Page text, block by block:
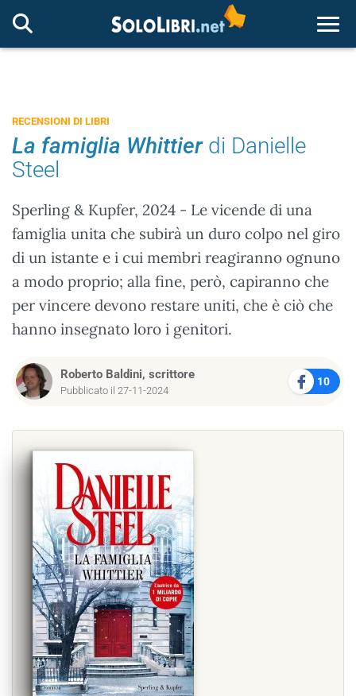
RECENSIONI DI LIBRI
La famiglia Whittierdi Danielle
Steel
Sperling & Kupfer, 2024 - Le vicende di una
famiglia unita che subirà un duro colpo nel giro
di un istante e i cui membri reagiranno ognuno
a modo proprio; alla fine, però, capiranno che
per vincere devono restare uniti, che è ciò che
hanno insegnato loro i genitori.
Roberto Baldini, scrittore
Pubblicato il 27-11-2024
10